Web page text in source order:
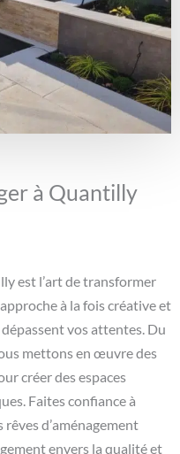
à Quantilly
est l’art de transformer
à la fois créative et
vos attentes. Du
mettons en œuvre des
créer des espaces
Faites confiance à
d’aménagement
envers la qualité et